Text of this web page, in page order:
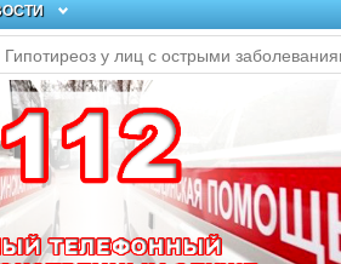
Гипотиреоз у лиц с острыми